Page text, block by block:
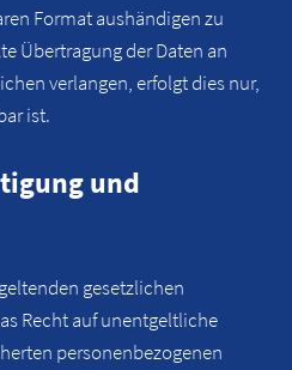
Format aushändigen zu
Übertragung der Daten an
verlangen, erfolgt dies nur,
ist.
und
gesetzlichen
Recht auf unentgeltliche
personenbezogenen